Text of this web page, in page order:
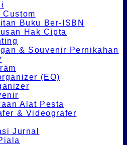
Buku Ber-ISBN
Hak Cipta
& Souvenir Pernikahan
(EO)
Alat Pesta
& Videografer
Jurnal